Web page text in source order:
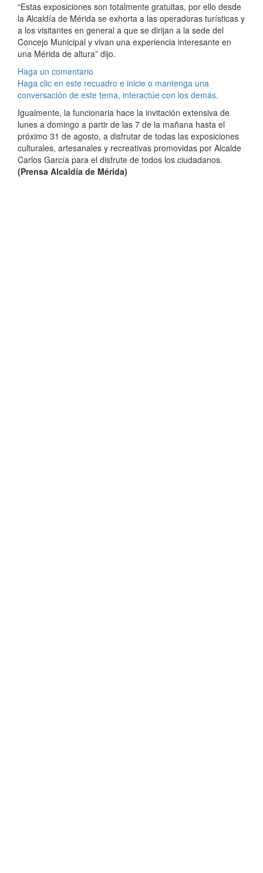
“Estas exposiciones son totalmente gratuitas, por ello desde
la Alcaldía de Mérida se exhorta a las operadoras turísticas y
a los visitantes en general a que se dirijan a la sede del
Concejo Municipal y vivan una experiencia interesante en
una Mérida de altura” dijo.
Haga un comentario
Haga clic en este recuadro e inicie o mantenga una
conversación de este tema, interactúe con los demás.
Igualmente, la funcionaria hace la invitación extensiva de
lunes a domingo a partir de las 7 de la mañana hasta el
próximo 31 de agosto, a disfrutar de todas las exposiciones
culturales, artesanales y recreativas promovidas por Alcalde
Carlos García para el disfrute de todos los ciudadanos.
(Prensa Alcaldía de Mérida)